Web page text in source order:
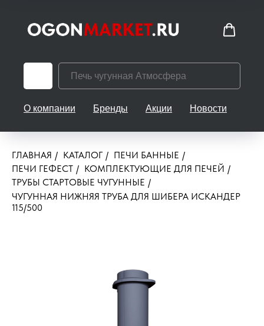
О компании Бренды Акции Новости
ГЛАВНАЯ / КАТАЛОГ / ПЕЧИ БАННЫЕ /
ПЕЧИ ГЕФЕСТ / КОМПЛЕКТУЮЩИЕ ДЛЯ ПЕЧЕЙ /
ТРУБЫ СТАРТОВЫЕ ЧУГУННЫЕ /
ЧУГУННАЯ НИЖНЯЯ ТРУБА ДЛЯ ШИБЕРА ИСКАНДЕР
115/500